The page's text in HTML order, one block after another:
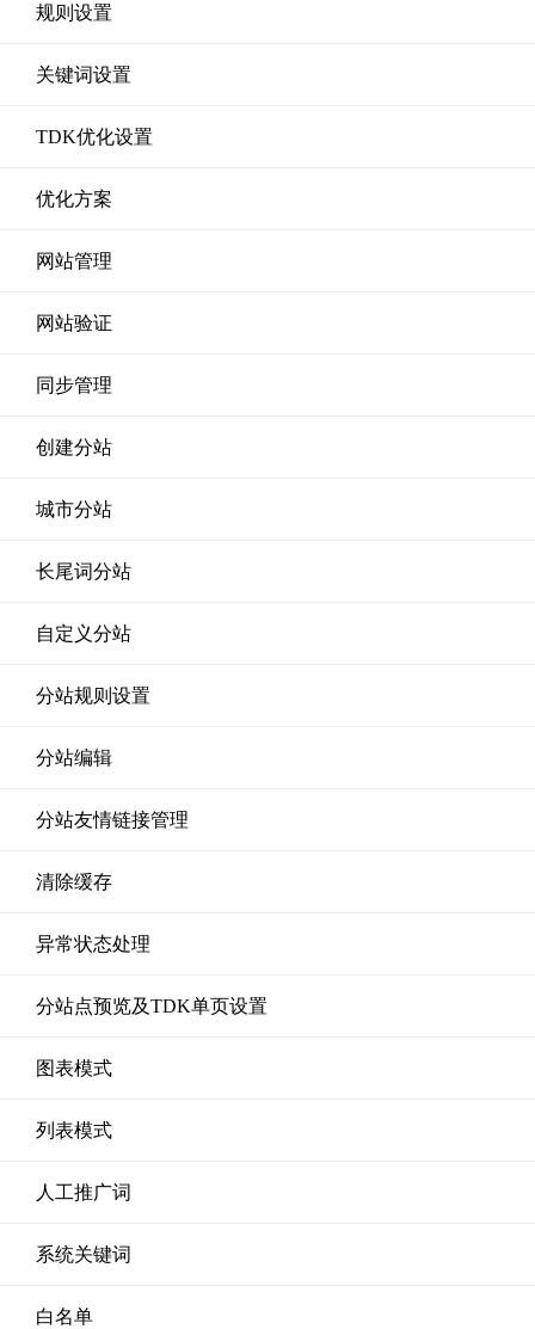
规则设置
关键词设置
TDK优化设置
优化方案
网站管理
网站验证
同步管理
创建分站
城市分站
长尾词分站
自定义分站
分站规则设置
分站编辑
分站友情链接管理
清除缓存
异常状态处理
分站点预览及TDK单页设置
图表模式
列表模式
人工推广词
系统关键词
白名单